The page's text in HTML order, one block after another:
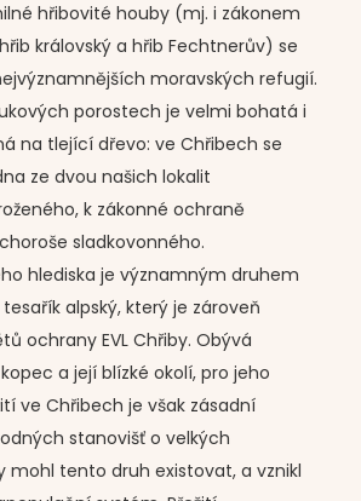
hřibovité houby (mj. i zákonem
královský a hřib Fechtnerův) se
moravských refugií.
porostech je velmi bohatá i
na tlející dřevo: ve Chřibech se
ze dvou našich lokalit
k zákonné ochraně
sladkovonného.
hlediska je významným druhem
alpský, který je zároveň
ochrany EVL Chřiby. Obývá
a její blízké okolí, pro jeho
ve Chřibech je však zásadní
stanovišť o velkých
mohl tento druh existovat, a vznikl